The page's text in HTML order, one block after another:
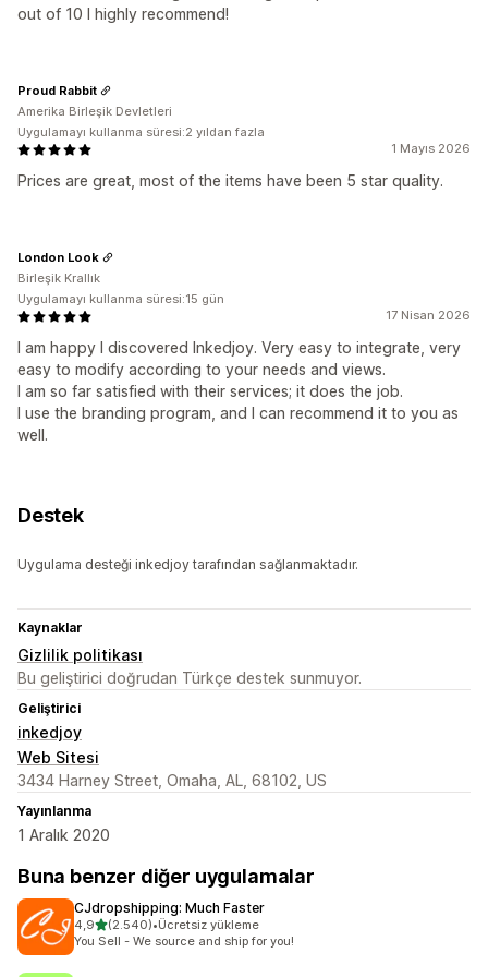
out of 10 I highly recommend!
1 Mayıs 2026
Prices are great, most of the items have been 5 star quality.
Proud Rabbit
Amerika Birleşik Devletleri
Uygulamayı kullanma süresi:2 yıldan fazla
17 Nisan 2026
I am happy I discovered Inkedjoy. Very easy to integrate, very
easy to modify according to your needs and views.
I am so far satisfied with their services; it does the job.
I use the branding program, and I can recommend it to you as
well.
London Look
Birleşik Krallık
Uygulamayı kullanma süresi:15 gün
Destek
Uygulama desteği inkedjoy tarafından sağlanmaktadır.
Kaynaklar
Gizlilik politikası
Bu geliştirici doğrudan Türkçe destek sunmuyor.
Geliştirici
inkedjoy
Web Sitesi
3434 Harney Street, Omaha, AL, 68102, US
Yayınlanma
1 Aralık 2020
Buna benzer diğer uygulamalar
CJdropshipping: Much Faster
4,95 yıldız üzerinden
(2.540)
toplam 2540 değerlendirme
•Ücretsiz yükleme
You Sell - We source and ship for you!